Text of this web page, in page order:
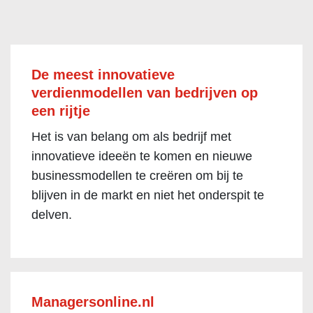
De meest innovatieve
verdienmodellen van bedrijven op
een rijtje
Het is van belang om als bedrijf met
innovatieve ideeën te komen en nieuwe
businessmodellen te creëren om bij te
blijven in de markt en niet het onderspit te
delven.
Managersonline.nl